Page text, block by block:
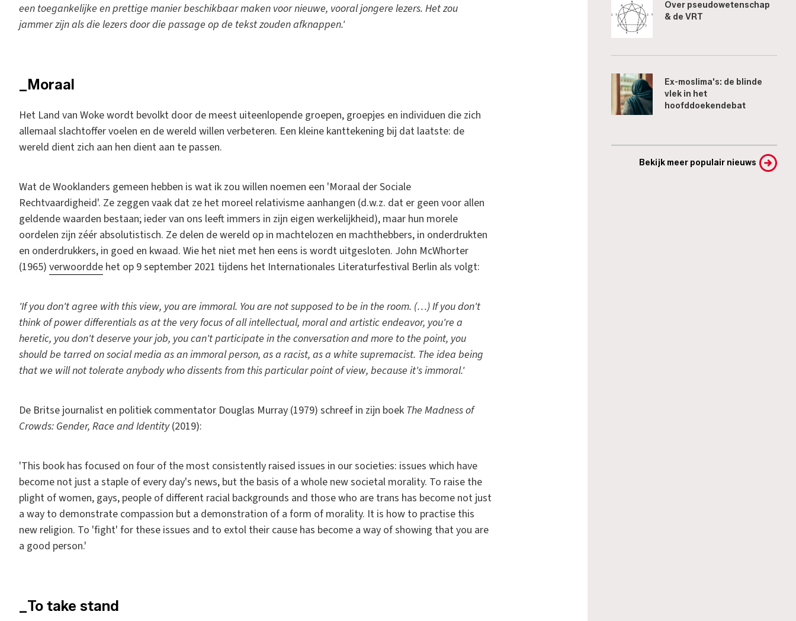
een toegankelijke en prettige manier beschikbaar maken voor nieuwe, vooral jongere lezers. Het zou
jammer zijn als die lezers door die passage op de tekst zouden afknappen.'
_Moraal
Het Land van Woke wordt bevolkt door de meest uiteenlopende groepen, groepjes en individuen die zich
allemaal slachtoffer voelen en de wereld willen verbeteren. Een kleine kanttekening bij dat laatste: de
wereld dient zich aan hen dient aan te passen.
Wat de Wooklanders gemeen hebben is wat ik zou willen noemen een 'Moraal der Sociale
Rechtvaardigheid'. Ze zeggen vaak dat ze het moreel relativisme aanhangen (d.w.z. dat er geen voor allen
geldende waarden bestaan; ieder van ons leeft immers in zijn eigen werkelijkheid), maar hun morele
oordelen zijn zéér absolutistisch. Ze delen de wereld op in machtelozen en machthebbers, in onderdrukten
en onderdrukkers, in goed en kwaad. Wie het niet met hen eens is wordt uitgesloten. John McWhorter
(1965) verwoordde het op 9 september 2021 tijdens het Internationales Literaturfestival Berlin als volgt:
'If you don't agree with this view, you are immoral. You are not supposed to be in the room. (…) If you don't
think of power differentials as at the very focus of all intellectual, moral and artistic endeavor, you're a
heretic, you don't deserve your job, you can't participate in the conversation and more to the point, you
should be tarred on social media as an immoral person, as a racist, as a white supremacist. The idea being
that we will not tolerate anybody who dissents from this particular point of view, because it's immoral.'
De Britse journalist en politiek commentator Douglas Murray (1979) schreef in zijn boek The Madness of
Crowds: Gender, Race and Identity(2019):
'This book has focused on four of the most consistently raised issues in our societies: issues which have
become not just a staple of every day's news, but the basis of a whole new societal morality. To raise the
plight of women, gays, people of different racial backgrounds and those who are trans has become not just
a way to demonstrate compassion but a demonstration of a form of morality. It is how to practise this
new religion. To 'fight' for these issues and to extol their cause has become a way of showing that you are
a good person.'
_To take stand
Over pseudowetenschap
& de VRT
Ex-moslima's: de blinde
vlek in het
hoofddoekendebat
Bekijk meer populair nieuws